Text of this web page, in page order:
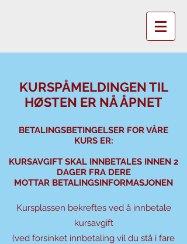
KURSPÅMELDINGEN TIL
HØSTEN ER NÅ ÅPNET
BETALINGSBETINGELSER FOR VÅRE
KURS ER:
KURSAVGIFT SKAL INNBETALES INNEN 2
DAGER FRA DERE
MOTTAR BETALINGSINFORMASJONEN
Kursplassen bekreftes ved å innbetale
kursavgift
(ved forsinket innbetaling vil du stå i fare